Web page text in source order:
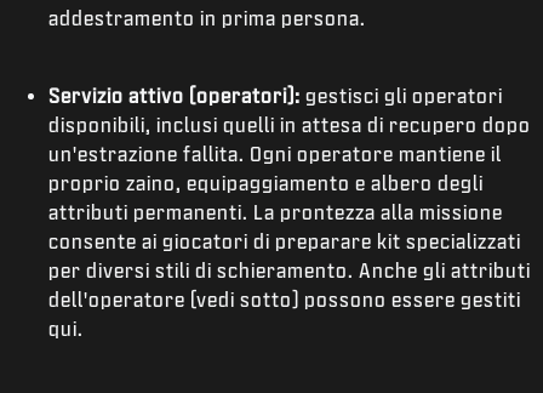
addestramento in prima persona.
Servizio attivo (operatori): gestisci gli operatori
disponibili, inclusi quelli in attesa di recupero dopo
un'estrazione fallita. Ogni operatore mantiene il
proprio zaino, equipaggiamento e albero degli
attributi permanenti. La prontezza alla missione
consente ai giocatori di preparare kit specializzati
per diversi stili di schieramento. Anche gli attributi
dell'operatore (vedi sotto) possono essere gestiti
qui.